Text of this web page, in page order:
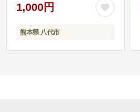
1,000円
熊本県 八代市